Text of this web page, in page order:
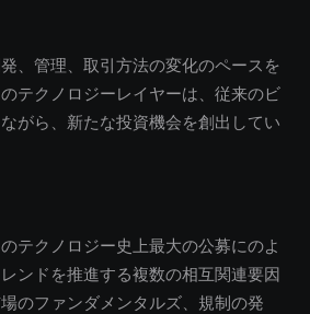
、管理、取引方法の変化のペースを
テクノロジーレイヤーは、従来のビ
がら、新たな投資機会を創出してい
テクノロジー史上最大の公募にのよ
ンドを推進する複数の相互関連要因
のファンダメンタルズ、規制の発